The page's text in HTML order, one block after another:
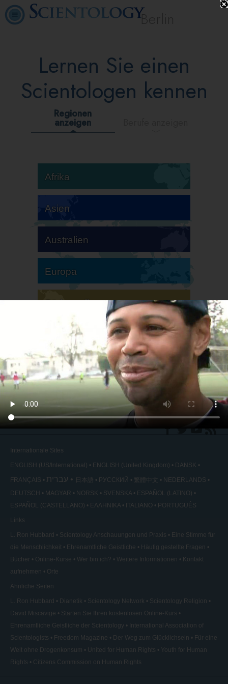
Berlin
Lernen Sie einen
Scientologen kennen
Regionen
anzeigen
Afrika
Asien
Australien
Europa
Südamerika
Nordamerika
Internationale Sites
ENGLISH (US/International) ENGLISH (United Kingdom) DANSK
FRANÇAIS עברית 日本語 РУССКИЙ 繁體中文
NEDERLANDS
DEUTSCH
MAGYAR NORSK SVENSKA
ESPAÑOL (LATINO)
ESPAÑOL (CASTELLANO)
ΕΛΛΗΝΙΚA ITALIANO PORTUGUÊS
Links
L. Ron Hubbard Scientology Anschauungen und Praxis
Eine Stimme für
die Menschlichkeit
Ehrenamtliche Geistliche
Häufig gestellte Fragen
Bücher
Online-Kurse Wer bin ich? Weitere Informationen
Kontakt
aufnehmen
Orte
Ähnliche Seiten
L. Ron Hubbard Dianetik Scientology Network
Scientology Religion
David Miscavige
Starten Sie Ihren kostenlosen Online-Kurs
Ehrenamtliche Geistliche der Scientology
International Association of
Scientologists
Freedom Magazine Der Weg zum Glücklichsein
Für eine
Welt ohne Drogenkonsum
United for Human Rights
Youth for Human
Rights
Citizens Commission on Human Rights